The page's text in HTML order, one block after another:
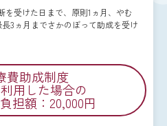
受けた日まで、原則1ヵ月、やむ
3ヵ月までさかのぼって助成を受け
費助成制度
利用した場合の
担額：20,000円